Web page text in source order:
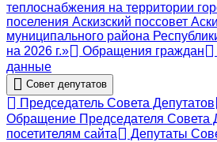
теплоснабжения на территории
поселения Аскизский поссовет
муниципального района
на 2026 г.»
Обращения граждан
данные
Совет депутатов
Председатель Совета Депутатов
Обращение Председателя Совета
посетителям сайта
Депутаты